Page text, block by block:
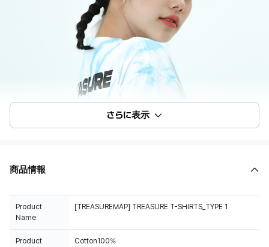
さらに表示
商品情報
Product
Name
[TREASUREMAP] TREASURE T-SHIRTS_TYPE 1
Product
Cotton100%